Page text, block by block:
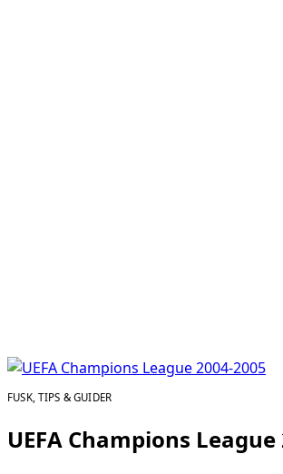
FUSK, TIPS & GUIDER
UEFA Champions League